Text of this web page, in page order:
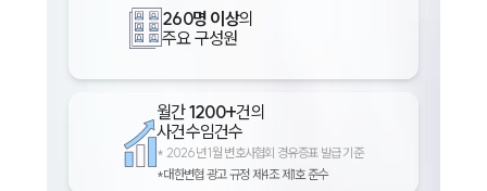
260명 이상의
주요 구성원
월간1200+건의
사건수임건수
* 2026년 1월 변호사협회 경유증표 발급 기준
*대한변협 광고 규정 제4조 제1호 준수